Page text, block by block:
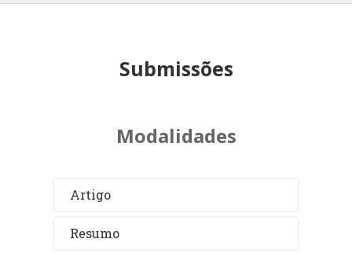
Submissões
Modalidades
Artigo
Resumo